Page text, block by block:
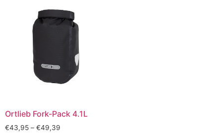
Ortlieb Fork-Pack 4.1L
€43,95 – €49,39